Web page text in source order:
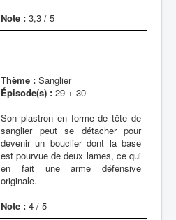
Note : 3,3 / 5
Thème : Sanglier
Épisode(s) : 29 + 30
Son plastron en forme de tête de
sanglier peut se détacher pour
devenir un bouclier dont la base
est pourvue de deux lames, ce qui
en fait une arme défensive
originale.
Note : 4 / 5